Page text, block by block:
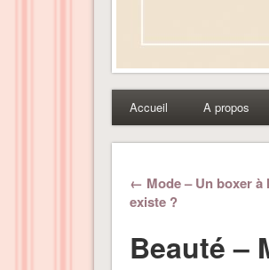
Accueil A propos
← Mode – Un boxer à
existe ?
Beauté –